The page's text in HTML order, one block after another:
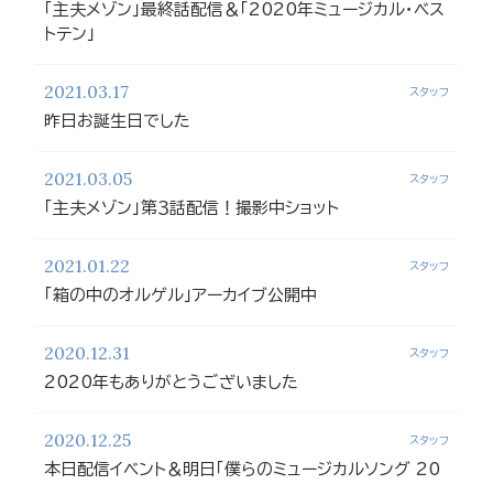
「主夫メゾン」最終話配信＆「2020年ミュージカル・ベス
トテン」
2021.03.17 スタッフ
昨日お誕生日でした
2021.03.05 スタッフ
「主夫メゾン」第３話配信！撮影中ショット
2021.01.22 スタッフ
「箱の中のオルゲル」アーカイブ公開中
2020.12.31 スタッフ
2020年もありがとうございました
2020.12.25 スタッフ
本日配信イベント＆明日「僕らのミュージカルソング 20